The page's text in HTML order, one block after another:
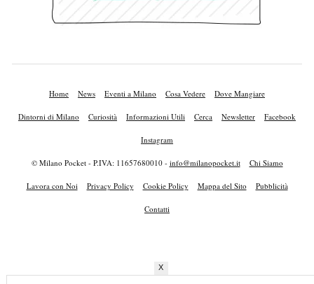
Home News Eventi a Milano Cosa Vedere Dove Mangiare
Dintorni di Milano Curiosità Informazioni Utili Cerca Newsletter Facebook
Instagram
© Milano Pocket - P.IVA: 11657680010 - info@milanopocket.it Chi Siamo
Lavora con Noi Privacy Policy Cookie Policy Mappa del Sito Pubblicità
Contatti
X